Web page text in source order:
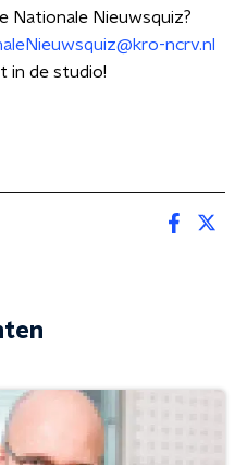
Nationale Nieuwsquiz?
ncrv.nl
in de studio!